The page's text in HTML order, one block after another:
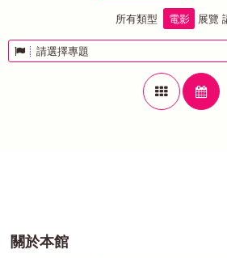
所有類型 電影 展覽
請選擇專題
關於本館